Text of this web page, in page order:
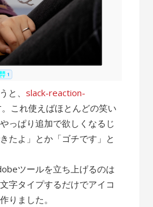
と、slack-reaction-
これ使えばほとんどの笑い
っぱり追加で欲しくなるじ
たよ」とか「ゴチです」と
ツールを立ち上げるのは
字タイプするだけでアイコ
りました。